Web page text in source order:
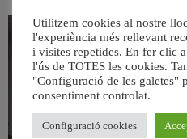
Utilitzem cookies al nostre
l'experiència més rellevant
i visites repetides. En fer clic
l'ús de TOTES les cookies.
"Configuració de les galetes"
consentiment controlat.
Configuració cookies